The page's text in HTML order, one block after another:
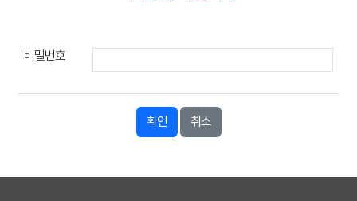
비밀번호
확인 취소